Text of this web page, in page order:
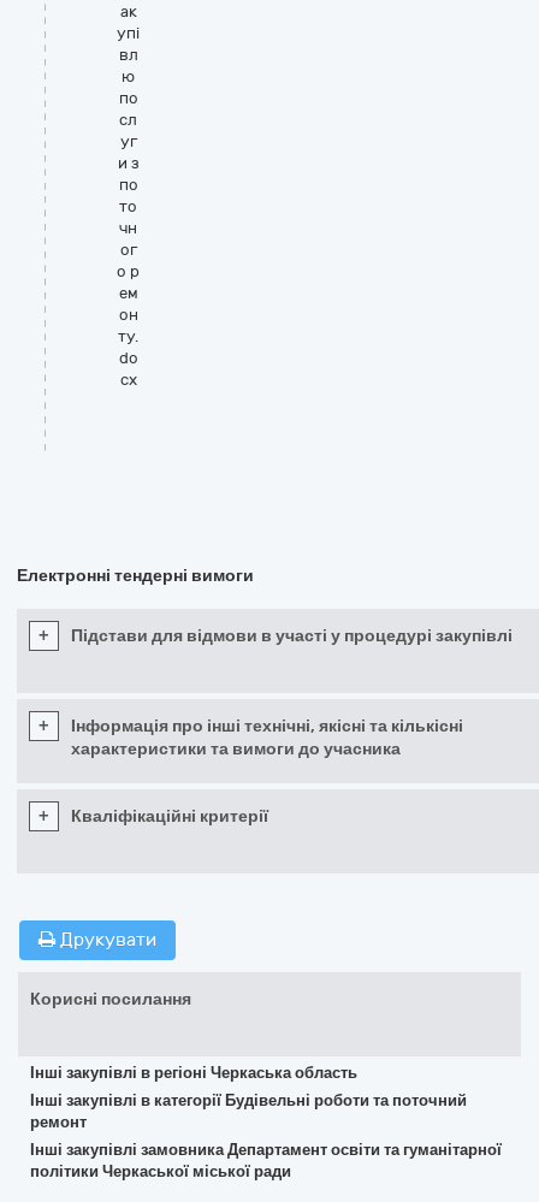
ак
упі
вл
ю
по
сл
уг
и з
по
то
чн
ог
о р
ем
он
ту.
do
cx
Електронні тендерні вимоги
+ Підстави для відмови в участі у процедурі закупівлі
+
Інформація про інші технічні, якісні та кількісні
характеристики та вимоги до учасника
+ Кваліфікаційні критерії
Друкувати
Корисні посилання
Інші закупівлі в регіоні Черкаська область
Інші закупівлі в категорії Будівельні роботи та поточний
ремонт
Інші закупівлі замовника Департамент освіти та гуманітарної
політики Черкаської міської ради